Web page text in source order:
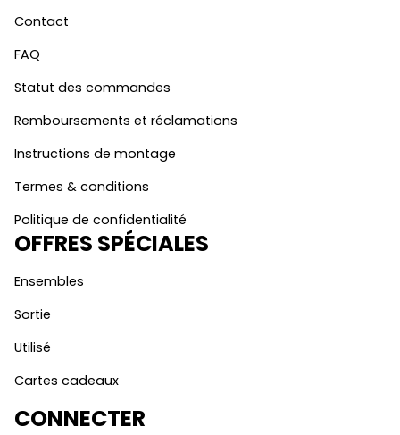
Contact
FAQ
Statut des commandes
Remboursements et réclamations
Instructions de montage
Termes & conditions
Politique de confidentialité
OFFRES SPÉCIALES
Ensembles
Sortie
Utilisé
Cartes cadeaux
CONNECTER